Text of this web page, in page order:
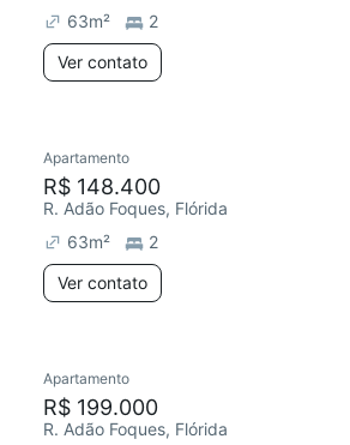
63m²
2
Ver contato
Apartamento
R$ 148.400
R. Adão Foques, Flórida
63m²
2
Ver contato
Apartamento
R$ 199.000
R. Adão Foques, Flórida